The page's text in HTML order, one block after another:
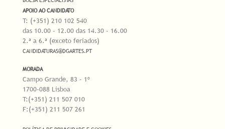
APOIO AO CANDIDATO
T: (+351) 210 102 540
das 10.00 - 12.00 das 14.30 - 16.00
2.ª a 6.ª (exceto feriados)
CANDIDATURAS@DGARTES.PT
MORADA
Campo Grande, 83 - 1º
1700-088 Lisboa
T:(+351) 211 507 010
F:(+351) 211 507 261